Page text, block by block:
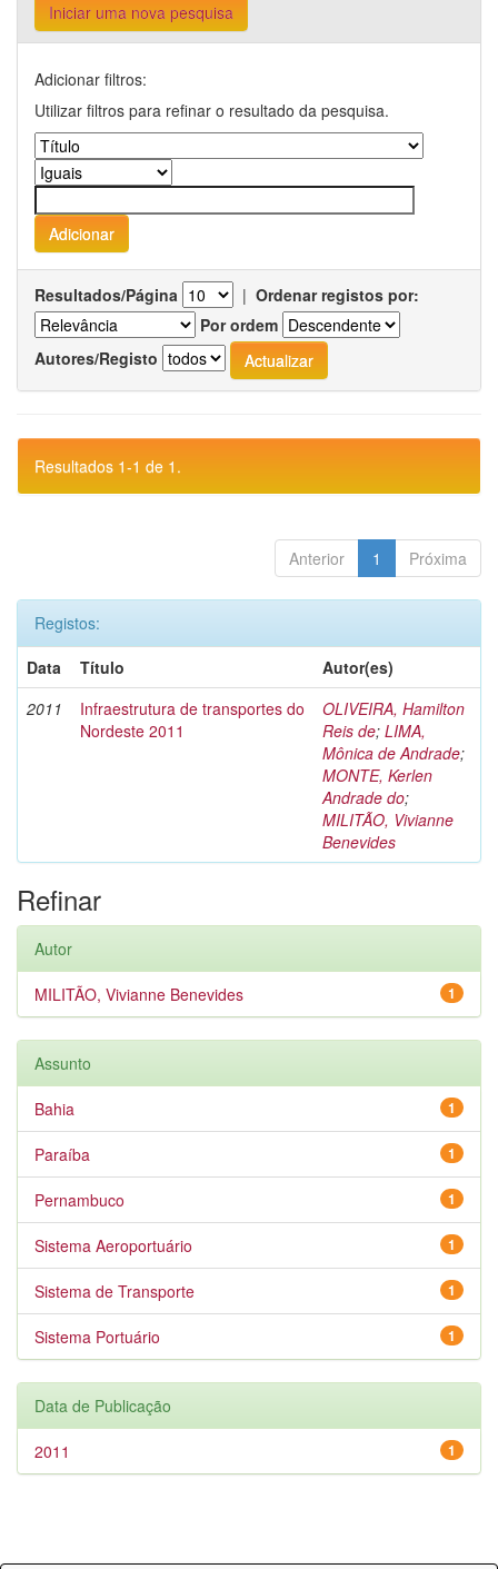
Iniciar uma nova pesquisa
Adicionar filtros:
Utilizar filtros para refinar o resultado da pesquisa.
Resultados/Página | Ordenar registos por:
Por ordem
Autores/Registo
Resultados 1-1 de 1.
Anterior 1 Próxima
Registos:
Data
Título
Autor(es)
2011
Infraestrutura de transportes do
Nordeste 2011
OLIVEIRA, Hamilton
Reis de; LIMA,
Mônica de Andrade;
MONTE, Kerlen
Andrade do;
MILITÃO, Vivianne
Benevides
Refinar
Autor
1
MILITÃO, Vivianne Benevides
Assunto
1
Bahia
1
Paraíba
1
Pernambuco
1
Sistema Aeroportuário
1
Sistema de Transporte
1
Sistema Portuário
Data de Publicação
1
2011